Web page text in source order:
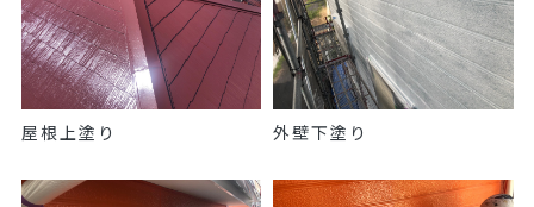
屋根上塗り 外壁下塗り